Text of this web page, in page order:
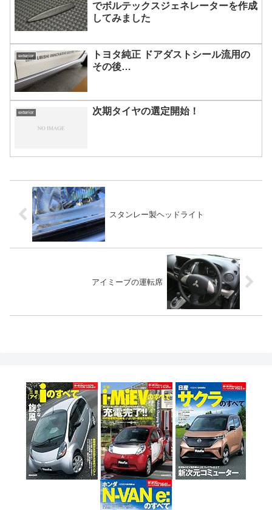
でボルテックスジェネレーターを作成
してみました
exterior
トヨタ純正 ドアダストシール流用の
その後…
exterior 次期タイヤの選定開始！
スタンレー製ヘッドライト
アイミーブの運転席